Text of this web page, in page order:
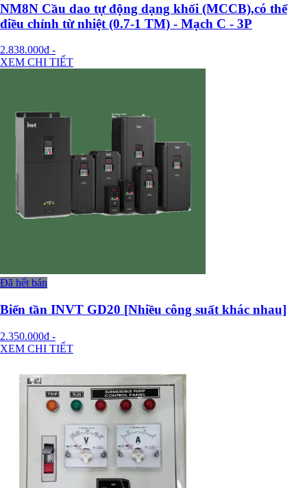
NM8N Cầu dao tự động dạng khối (MCCB),có thể
điều chỉnh từ nhiệt (0.7-1 TM) - Mạch C - 3P
2.838.000đ -
XEM CHI TIẾT
Đã hết bán
Biến tần INVT GD20 [Nhiều công suất khác nhau]
2.350.000đ -
XEM CHI TIẾT